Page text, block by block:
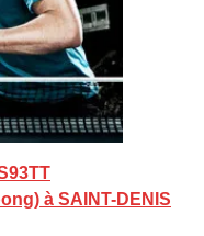
à SAINT-DENIS